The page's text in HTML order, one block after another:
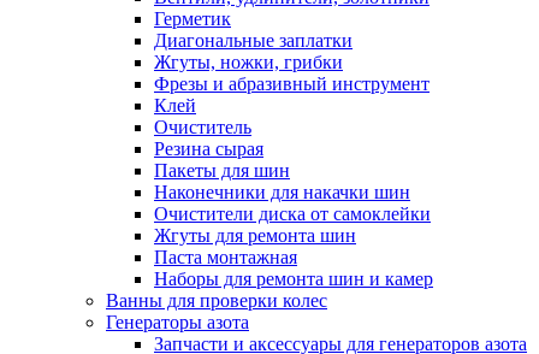
Герметик
Диагональные заплатки
Жгуты, ножки, грибки
Фрезы и абразивный инструмент
Клей
Очиститель
Резина сырая
Пакеты для шин
Наконечники для накачки шин
Очистители диска от самоклейки
Жгуты для ремонта шин
Паста монтажная
Наборы для ремонта шин и камер
Ванны для проверки колес
Генераторы азота
Запчасти и аксессуары для генераторов азота